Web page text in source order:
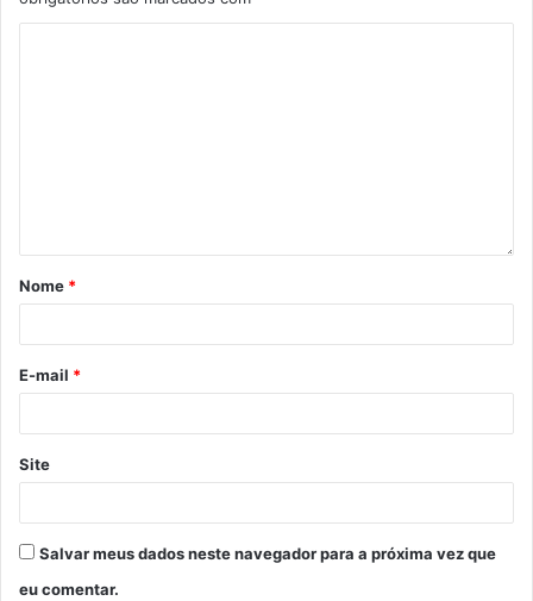
Nome *
E-mail *
Site
Salvar meus dados neste navegador para a próxima vez que
eu comentar.